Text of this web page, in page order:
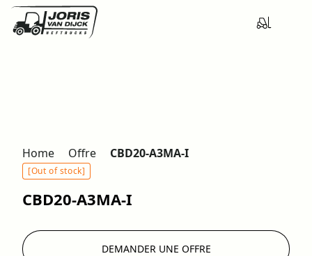
Home Offre CBD20-A3MA-I
[Out of stock]
CBD20-A3MA-I
DEMANDER UNE OFFRE